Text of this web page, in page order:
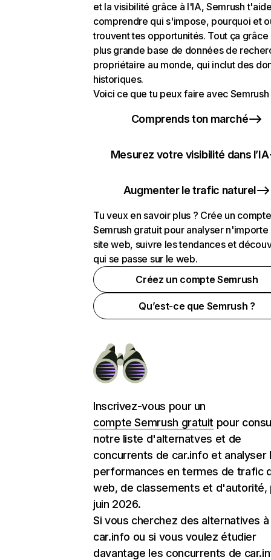
et la visibilité grâce à l'IA, Semrush
comprendre qui s'impose, pourquoi et
trouvent tes opportunités. Tout ça grâce
plus grande base de données de
propriétaire au monde, qui inclut des
historiques.
Voici ce que tu peux faire avec Semrush
Comprends ton marché
Mesurez votre visibilité dans l’IA
Augmenter le trafic naturel
Tu veux en savoir plus ? Crée un compte
Semrush gratuit pour analyser n'importe
site web, suivre les tendances et
qui se passe sur le web.
Créez un compte Semrush
Qu’est-ce que Semrush ?
Inscrivez-vous pour un
compte Semrush gratuit pour
notre liste d'alternatves et de
concurrents de car.info et analyser
performances en termes de trafic
web, de classements et d'autorité,
juin 2026.
Si vous cherchez des alternatives à
car.info ou si vous voulez étudier
davantage les concurrents de